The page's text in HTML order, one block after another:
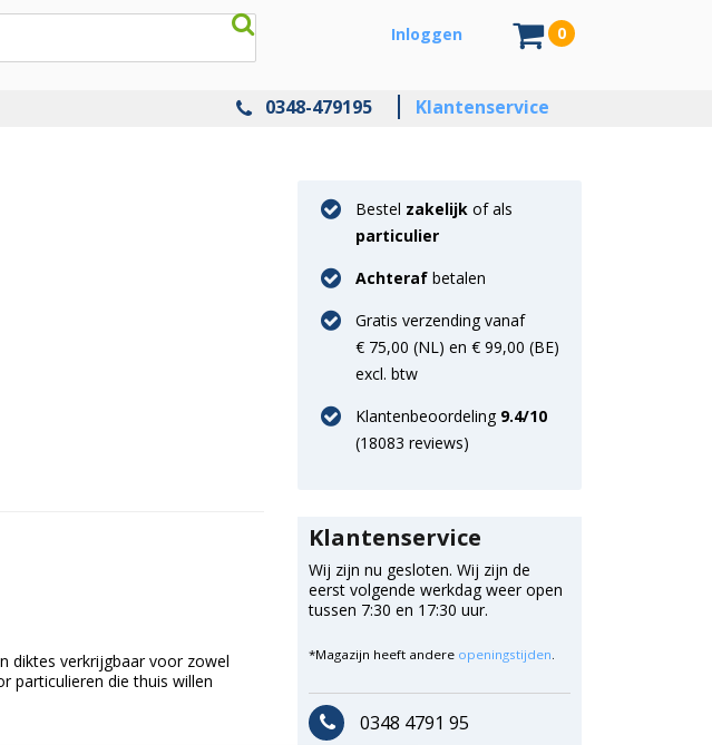
Inloggen 0
0348-479195 Klantenservice
diktes verkrijgbaar voor zowel
particulieren die thuis willen
Bestel zakelijk of als
particulier
Achteraf betalen
Gratis verzending vanaf
€ 75,00 (NL) en € 99,00 (BE)
excl. btw
Klantenbeoordeling 9.4/10
(18083 reviews)
Klantenservice
Wij zijn nu gesloten. Wij zijn de
eerst volgende werkdag weer open
tussen 7:30 en 17:30 uur.
*Magazijn heeft andere openingstijden.
0348 4791 95